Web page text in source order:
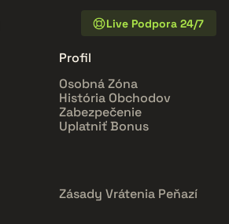
Live Podpora 24/7
Profil
Osobná Zóna
História Obchodov
Zabezpečenie
Uplatniť Bonus
Zásady Vrátenia Peňazí